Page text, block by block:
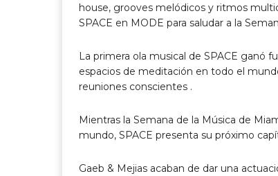
house, grooves melódicos y ritmos
SPACE en MODE para saludar a la
La primera ola musical de SPACE ganó
espacios de meditación en todo el
reuniones conscientes .
Mientras la Semana de la Música de
mundo, SPACE presenta su próximo
Gaeb & Mejias acaban de dar una